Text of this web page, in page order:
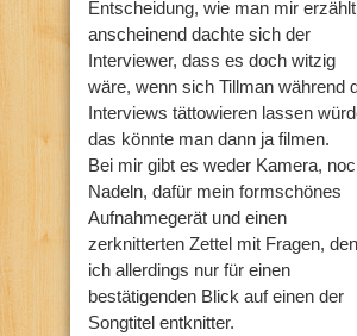
Entscheidung, wie man mir
anscheinend dachte sich der
Interviewer, dass es doch witzig
wäre, wenn sich Tillman während
Interviews tättowieren lassen
das könnte man dann ja filmen.
Bei mir gibt es weder Kamera,
Nadeln, dafür mein formschönes
Aufnahmegerät und einen
zerknitterten Zettel mit Fragen, den
ich allerdings nur für einen
bestätigenden Blick auf einen der
Songtitel entknitter.